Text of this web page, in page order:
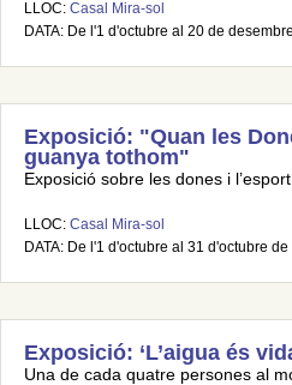
LLOC: Casal Mira-sol
DATA: De l'1 d'octubre al 20 de
Exposició: "Quan les
guanya tothom"
Exposició sobre les dones i l’esport
LLOC: Casal Mira-sol
DATA: De l'1 d'octubre al 31 d'octubre
Exposició: ‘L’aigua és
Una de cada quatre persones al